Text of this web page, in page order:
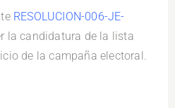
RESOLUCION-006-JE-
la candidatura de la lista
de la campaña electoral.